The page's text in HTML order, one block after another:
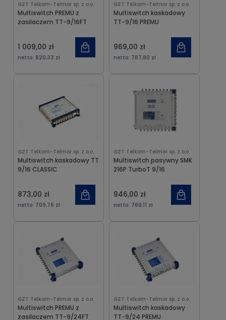
GZT Telkom-Telmor sp. z o.o.
Multiswitch PREMU z
zasilaczem TT-9/16FT
1 009,00 zł
netto: 820,33 zł
GZT Telkom-Telmor sp. z o.o.
Multiswitch kaskadowy
TT-9/16 PREMU
969,00 zł
netto: 787,80 zł
GZT Telkom-Telmor sp. z o.o.
Multiswitch kaskadowy TT
9/16 CLASSIC
873,00 zł
netto: 709,76 zł
GZT Telkom-Telmor sp. z o.o.
Multiswitch pasywny SMK
216P TurboT 9/16
946,00 zł
netto: 769,11 zł
GZT Telkom-Telmor sp. z o.o.
Multiswitch PREMU z
zasilaczem TT-9/24FT
GZT Telkom-Telmor sp. z o.o.
Multiswitch kaskadowy
TT-9/24 PREMU